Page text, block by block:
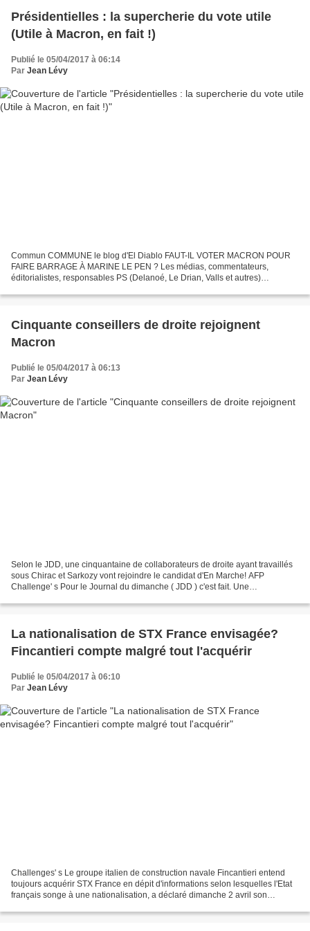
Présidentielles : la supercherie du vote utile
(Utile à Macron, en fait !)
Publié le 05/04/2017 à 06:14
Par Jean Lévy
Commun COMMUNE le blog d'El Diablo FAUT-IL VOTER MACRON POUR
FAIRE BARRAGE À MARINE LE PEN ? Les médias, commentateurs,
éditorialistes, responsables PS (Delanoé, Le Drian, Valls et autres)
Cinquante conseillers de droite rejoignent
Macron
Publié le 05/04/2017 à 06:13
Par Jean Lévy
Selon le JDD, une cinquantaine de collaborateurs de droite ayant travaillés
sous Chirac et Sarkozy vont rejoindre le candidat d'En Marche! AFP
Challenge' s Pour le Journal du dimanche ( JDD ) c'est fait. Une
La nationalisation de STX France envisagée?
Fincantieri compte malgré tout l'acquérir
Publié le 05/04/2017 à 06:10
Par Jean Lévy
Challenges' s Le groupe italien de construction navale Fincantieri entend
toujours acquérir STX France en dépit d'informations selon lesquelles l'Etat
français songe à une nationalisation, a déclaré dimanche 2 avril son